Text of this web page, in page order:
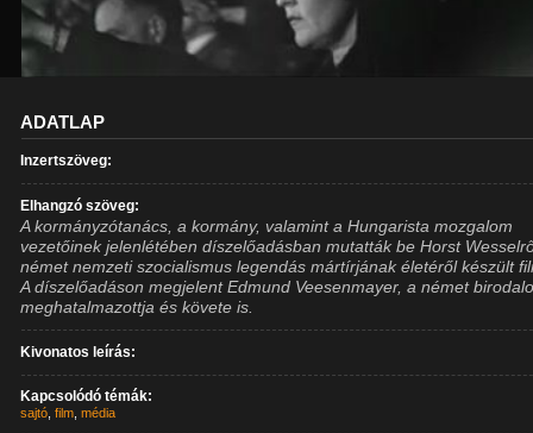
ADATLAP
Inzertszöveg:
Elhangzó szöveg:
A kormányzótanács, a kormány, valamint a Hungarista mozgalom
vezetőinek jelenlétében díszelőadásban mutatták be Horst
német nemzeti szocialismus legendás mártírjának életéről készült
A díszelőadáson megjelent Edmund Veesenmayer, a német
meghatalmazottja és követe is.
Kivonatos leírás:
Kapcsolódó témák:
sajtó ,film ,média